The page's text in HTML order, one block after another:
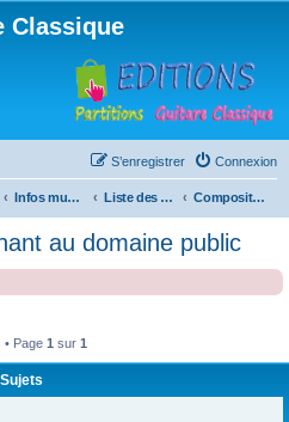
Classique
Connexion
S’enregistrer
Infos musicales Liste des compositeurs de musique pour guitare Compositeurs appartenant au domaine public
au domaine public
• Page 1 sur 1
Sujets